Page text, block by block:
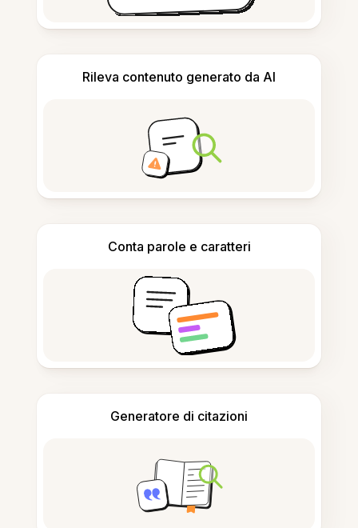
Rileva contenuto generato da AI
Conta parole e caratteri
Generatore di citazioni